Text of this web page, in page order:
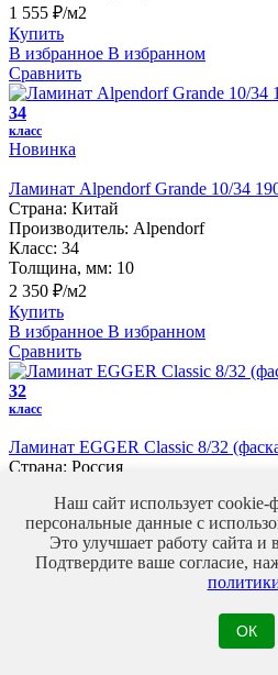
1 555 ₽/м2
Купить
В избранное В избранном
Сравнить
34
класс
Новинка
Ламинат Alpendorf Grande 10/34
Страна: Китай
Производитель: Alpendorf
Класс: 34
Толщина, мм: 10
2 350 ₽/м2
Купить
В избранное В избранном
Сравнить
32
класс
Ламинат EGGER Classic 8/32
Страна: Россия
Класс: 32
Толщина, мм: 8
1 165 ₽/м2
Купить
Наш сайт использует cookie-
персональные данные с
Это улучшает работу сайта и
Подтвердите ваше согласие,
ОК